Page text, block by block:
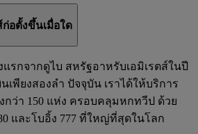
ก่อตั้งขึ้นเมื่อใด
แรกจากดูไบ สหรัฐอาหรับเอมิเรตส์ในปี
นเพียงสองลำ ปัจจุบัน เราได้ให้บริการ
กว่า 150 แห่ง ครอบคลุมหกทวีป ด้วย
และโบอิ้ง 777 ที่ใหญ่ที่สุดในโลก